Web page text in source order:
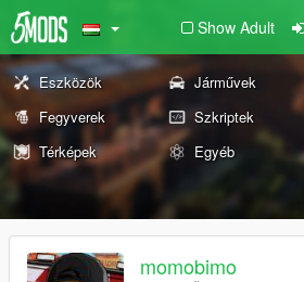
Show Adult
Eszközök Járművek
Fegyverek
Szkriptek
Térképek
Egyéb
momobimo